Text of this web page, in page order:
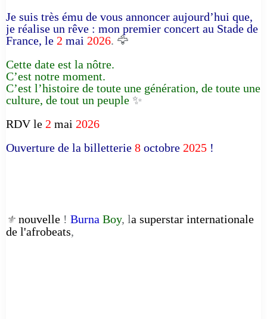
Je suis très ému de vous annoncer aujourd’hui que,
je réalise un rêve : mon premier concert au Stade de
France, le 2 mai 2026. 🦅
Cette date est la nôtre.
C’est notre moment.
C’est l’histoire de toute une génération, de toute une
culture, de tout un peuple ✨
RDV le 2 mai 2026
Ouverture de la billetterie 8 octobre 2025 !
⚜️ nouvelle ! Burna Boy, la superstar internationale
de l'afrobeats,